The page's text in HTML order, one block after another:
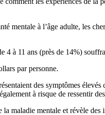
mentale à l’âge adulte, les
à 11 ans (près de 14%)
par personne.
des symptômes
à risque de ressentir
maladie mentale et révèle des